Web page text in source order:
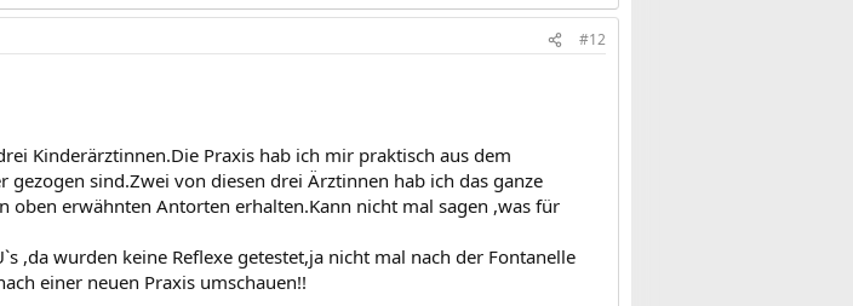
#12
Kinderärztinnen.Die Praxis hab ich mir praktisch aus dem
sind.Zwei von diesen drei Ärztinnen hab ich das ganze
oben erwähnten Antorten erhalten.Kann nicht mal sagen ,was für
,da wurden keine Reflexe getestet,ja nicht mal nach der Fontanelle
einer neuen Praxis umschauen!!